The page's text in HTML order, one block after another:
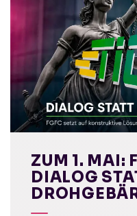
ZUM 1. MAI:
DIALOG